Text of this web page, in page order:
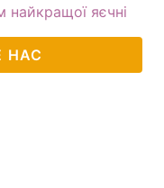
найкращої яєчні
НАС